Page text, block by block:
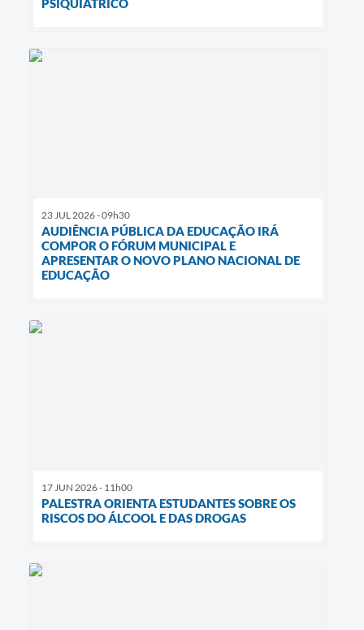
PSIQUIÁTRICO
23 JUL 2026 - 09h30
AUDIÊNCIA PÚBLICA DA EDUCAÇÃO IRÁ
COMPOR O FÓRUM MUNICIPAL E
APRESENTAR O NOVO PLANO NACIONAL DE
EDUCAÇÃO
17 JUN 2026 - 11h00
PALESTRA ORIENTA ESTUDANTES SOBRE OS
RISCOS DO ÁLCOOL E DAS DROGAS